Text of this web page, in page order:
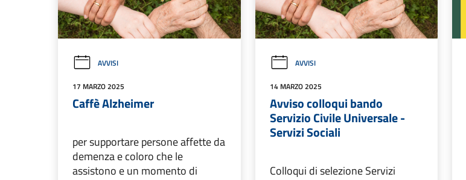
AVVISI
17 MARZO 2025
Caffè Alzheimer
per supportare persone affette da
demenza e coloro che le
assistono e un momento di
AVVISI
14 MARZO 2025
Avviso colloqui bando
Servizio Civile Universale -
Servizi Sociali
Colloqui di selezione Servizi